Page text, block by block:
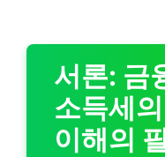
서론: 금
소득세
이해의